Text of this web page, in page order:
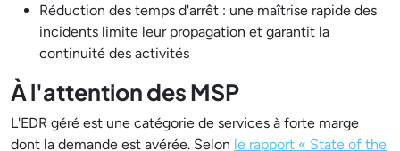
Réduction des temps d'arrêt : une maîtrise rapide des
incidents limite leur propagation et garantit la
continuité des activités
À l'attention des MSP
L'EDR géré est une catégorie de services à forte marge
dont la demande est avérée. Selon le rapport « State of the